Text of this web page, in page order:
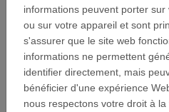
Cookies
informations peuvent porter
ou sur votre appareil et sont
s'assurer que le site web
informations ne permettent
identifier directement, mais
bénéficier d'une expérience
nous respectons votre droit à